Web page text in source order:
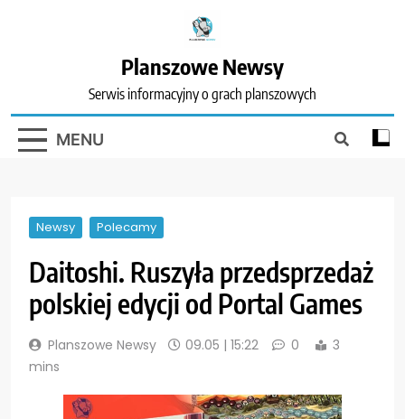
Planszowe Newsy
Serwis informacyjny o grach planszowych
MENU
Newsy Polecamy
Daitoshi. Ruszyła przedsprzedaż
polskiej edycji od Portal Games
Planszowe Newsy 09.05 | 15:22 0
3
mins